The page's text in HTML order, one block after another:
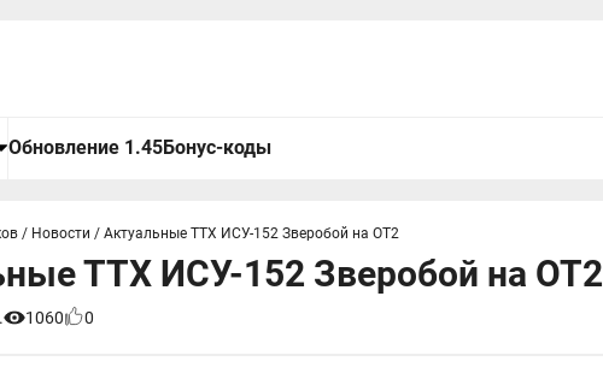
Обновление 1.45Бонус-коды
/ Новости / Актуальные ТТХ ИСУ-152 Зверобой на ОТ2
ТТХ ИСУ-152 Зверобой на ОТ2
1060 0